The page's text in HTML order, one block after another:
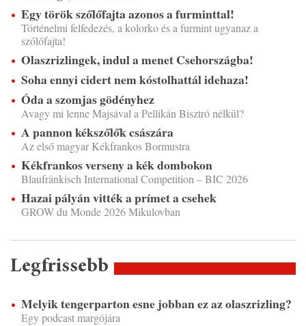
Egy török szőlőfajta azonos a furminttal!
Történelmi felfedezés, a kolorko és a furmint ugyanaz a
szőlőfajta!
Olaszrizlingek, indul a menet Csehországba!
Soha ennyi cidert nem kóstolhattál idehaza!
Óda a szomjas gödényhez
Avagy mi lenne Majsával a Pellikán Bisztró nélkül?
A pannon kékszőlők császára
Az első magyar Kékfrankos Bormustra
Kékfrankos verseny a kék dombokon
Blaufränkisch International Competition – BIC 2026
Hazai pályán vitték a prímet a csehek
GROW du Monde 2026 Mikulovban
Legfrissebb
Melyik tengerparton esne jobban ez az olaszrizling?
Egy podcast margójára